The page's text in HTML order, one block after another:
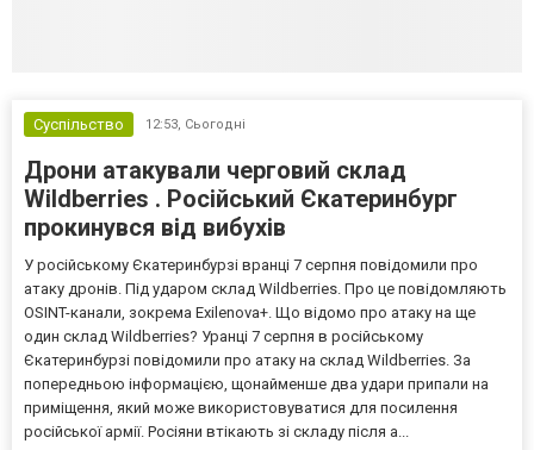
Суспільство 12:53, Сьогодні
Дрони атакували черговий склад
Wildberries . Російський Єкатеринбург
прокинувся від вибухів
У російському Єкатеринбурзі вранці 7 серпня повідомили про
атаку дронів. Під ударом склад Wildberries. Про це повідомляють
OSINT-канали, зокрема Exilenova+. Що відомо про атаку на ще
один склад Wildberries? Уранці 7 серпня в російському
Єкатеринбурзі повідомили про атаку на склад Wildberries. За
попередньою інформацією, щонайменше два удари припали на
приміщення, який може використовуватися для посилення
російської армії. Росіяни втікають зі складу після а...